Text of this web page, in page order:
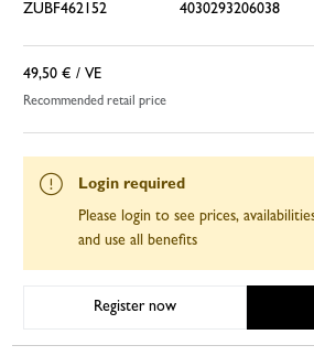
ZUBF462152
4030293206038
49,50 € / VE
Recommended retail price
Login required
Please login to see prices,
and use all benefits
Register now